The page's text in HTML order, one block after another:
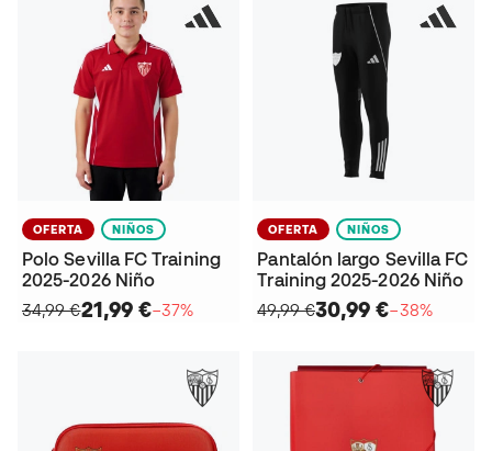
OFERTA NIÑOS
Polo Sevilla FC Training
2025-2026 Niño
34,99 €21,99 €−37%
OFERTA NIÑOS
Pantalón largo Sevilla FC
Training 2025-2026 Niño
49,99 €30,99 €−38%